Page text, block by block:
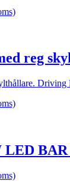
reg
LED